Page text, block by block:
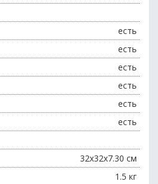
есть
есть
есть
есть
есть
есть
32x32x7.30 см
1.5 кг